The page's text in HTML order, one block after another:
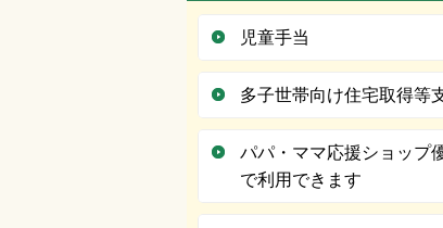
児童手当
多子世帯向け住宅取得等
パパ・ママ応援ショップ
で利用できます